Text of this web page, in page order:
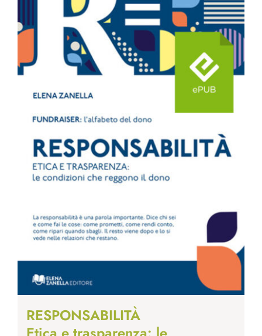
RESPONSABILITÀ